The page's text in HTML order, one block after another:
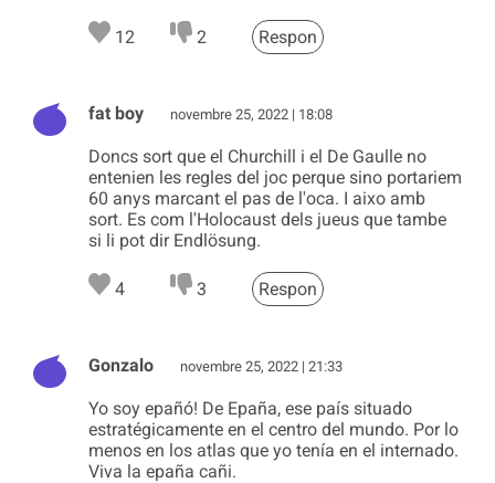
12 2 Respon
fat boy novembre 25, 2022 | 18:08
Doncs sort que el Churchill i el De Gaulle no
entenien les regles del joc perque sino portariem
60 anys marcant el pas de l'oca. I aixo amb
sort. Es com l'Holocaust dels jueus que tambe
si li pot dir Endlösung.
4 3 Respon
Gonzalo novembre 25, 2022 | 21:33
Yo soy epañó! De Epaña, ese país situado
estratégicamente en el centro del mundo. Por lo
menos en los atlas que yo tenía en el internado.
Viva la epaña cañi.